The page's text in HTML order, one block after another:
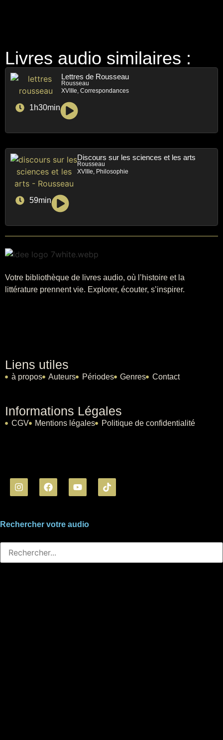
Livres audio similaires :
Lettres de Rousseau
Rousseau
XVIIIe, Correspondances
1h30min
Discours sur les sciences et les arts
Rousseau
XVIIIe, Philosophie
59min
Votre bibliothèque de livres audio, où l’histoire et la
littérature prennent vie. Explorer, écouter, s’inspirer.
Liens utiles
à propos Auteurs Périodes Genres Contact
Informations Légales
CGV Mentions légales Politique de confidentialité
Rechercher votre audio